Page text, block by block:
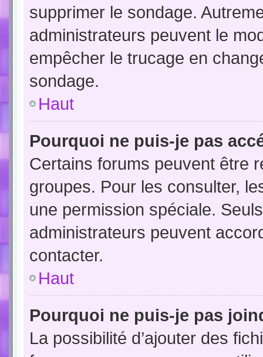
supprimer le sondage.
administrateurs peuvent le
empêcher le trucage en
sondage.
Haut
Pourquoi ne puis-je pas
Certains forums peuvent être
groupes. Pour les consulter,
une permission spéciale.
administrateurs peuvent
contacter.
Haut
Pourquoi ne puis-je pas
La possibilité d’ajouter des